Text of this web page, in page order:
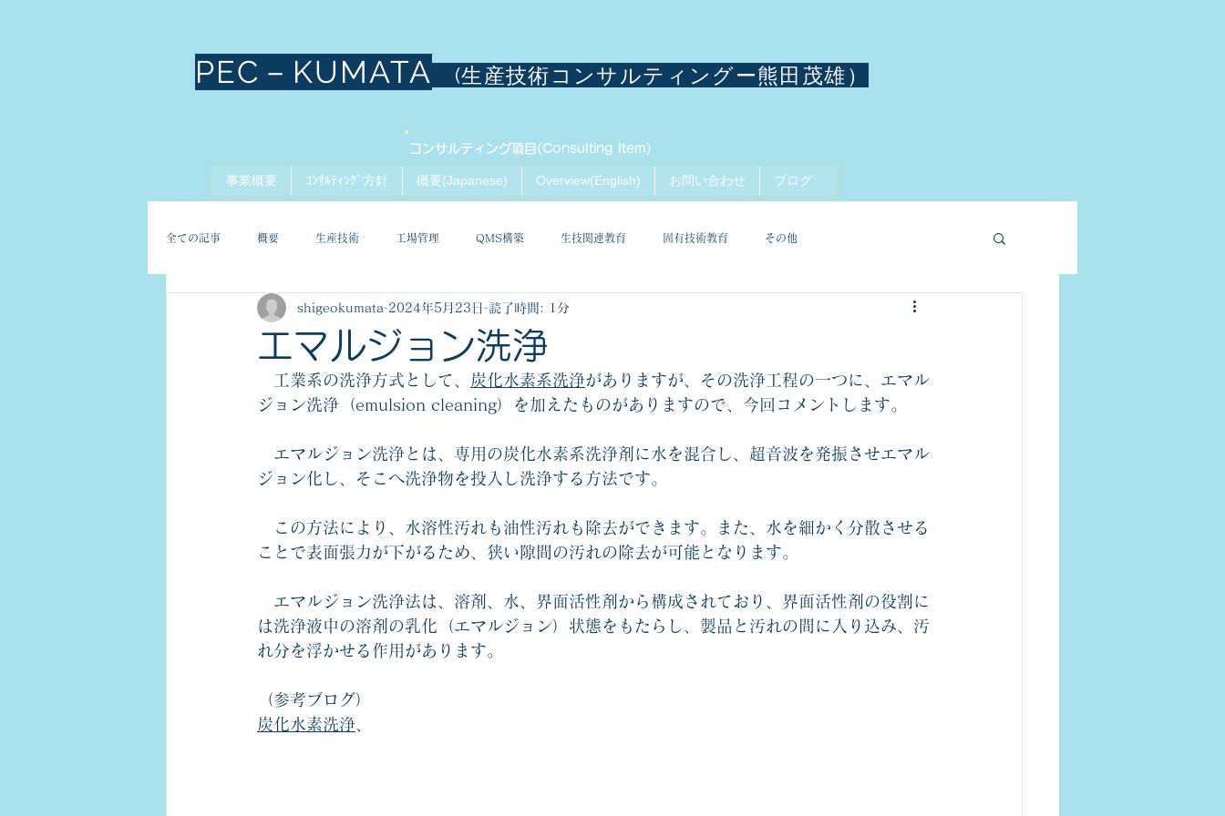
PEC－KUMATA (生産技術コンサルティングー熊田茂雄）
コンサルティング項目(Consulting Item)
事業概要 ｺﾝｻﾙﾃｨﾝｸﾞ方針 概要(Japanese) Overview(English) お問い合わせ ブログ
全ての記事 概要 生産技術 工場管理 QMS構築 生技関連教育 固有技術教育 その他
エマルジョン洗浄
shigeokumata 2024年5月23日 読了時間: 1分
工業系の洗浄方式として、 炭化水素系洗浄がありますが、その洗浄工程の一つに、エマル
ジョン洗浄（emulsion cleaning）を加えたものがありますので、今回コメントします。
エマルジョン洗浄とは、専用の炭化水素系洗浄剤に水を混合し、超音波を発振させエマル
ジョン化し、そこへ洗浄物を投入し洗浄する方法です。
この方法により、水溶性汚れも油性汚れも除去ができます。
また、水を細かく分散させる
ことで表面張力が下がるため、狭い隙間の汚れの除去が可能となります。
エマルジョン洗浄法は、溶剤、水、界面活性剤から構成されており、界面活性剤の役割に
は洗浄液中の溶剤の乳化（エマルジョン）状態をもたらし、製品と汚れの間に入り込み、汚
れ分を浮かせる作用があります。
（参考ブログ）
炭化水素洗浄